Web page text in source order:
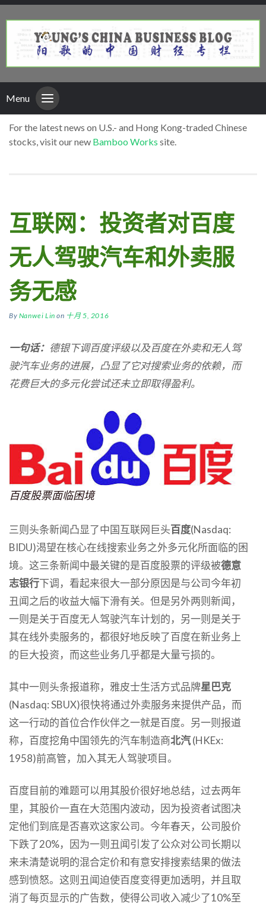
Menu
For the latest news on U.S.- and Hong Kong-traded Chinese
stocks, visit our new Bamboo Works site.
互联网：投资者对百度
无人驾驶汽车和外卖服
务无感
By Nanwei Lin on 十月 5, 2016
一句话： 德银下调百度评级以及百度在外卖和无人驾
驶汽车业务的进展，凸显了它对搜索业务的依赖，而
花费巨大的多元化尝试还未立即取得盈利。
百度股票面临困境
三则头条新闻凸显了中国互联网巨头百度(Nasdaq:
BIDU)渴望在核心在线搜索业务之外多元化所面临的困
境。这三条新闻中最关键的是百度股票的评级被德意
志银行下调，看起来很大一部分原因是与公司今年初
丑闻之后的收益大幅下滑有关。但是另外两则新闻，
一则是关于百度无人驾驶汽车计划的，另一则是关于
其在线外卖服务的，都很好地反映了百度在新业务上
的巨大投资，而这些业务几乎都是大量亏损的。
其中一则头条报道称，雅皮士生活方式品牌星巴克
(Nasdaq: SBUX)很快将通过外卖服务来提供产品，而
这一行动的首位合作伙伴之一就是百度。另一则报道
称，百度挖角中国领先的汽车制造商北汽(HKEx:
1958)前高管，加入其无人驾驶项目。
百度目前的难题可以用其股价很好地总结，过去两年
里，其股价一直在大范围内波动，因为投资者试图决
定他们到底是否喜欢这家公司。今年春天，公司股价
下跌了20%，因为一则丑闻引发了公众对公司长期以
来未清楚说明的混合定价和有意安排搜索结果的做法
感到愤怒。这则丑闻迫使百度变得更加透明，并且取
消了每页显示的广告数，使得公司收入减少了10%至